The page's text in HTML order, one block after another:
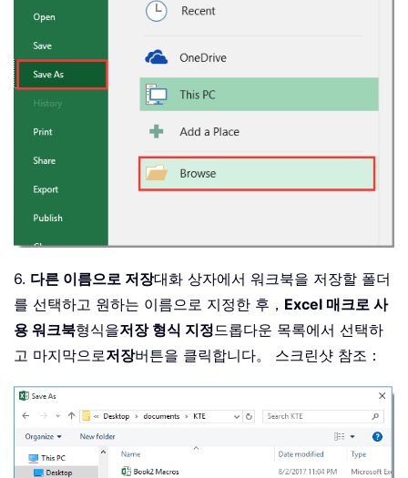
6. 다른 이름으로 저장대화 상자에서 워크북을 저장할 폴더
를 선택하고 원하는 이름으로 지정한 후， Excel 매크로 사
용 워크북형식을저장 형식 지정드롭다운 목록에서 선택하
고 마지막으로저장버튼을 클릭합니다。 스크린샷 참조：